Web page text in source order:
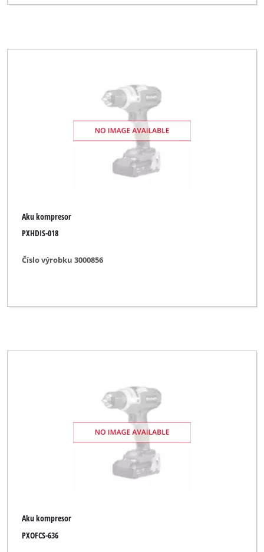
Aku kompresor
PXHDIS-018
Číslo výrobku 3000856
Aku kompresor
PXOFCS-636